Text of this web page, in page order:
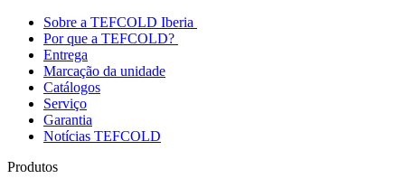
Sobre a TEFCOLD Iberia
Por que a TEFCOLD?
Entrega
Marcação da unidade
Catálogos
Serviço
Garantia
Notícias TEFCOLD
Produtos